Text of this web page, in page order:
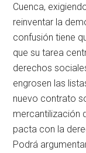
Cuenca,
reinventar la
confusión tiene
que su tarea
derechos
engrosen las
nuevo contrato
mercantilización
pacta con la
Podrá